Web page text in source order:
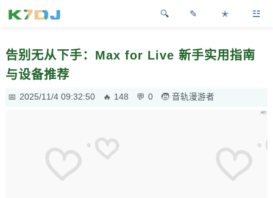
✎ ✭ ☳
告别无从下手：Max for Live 新手实用指南
与设备推荐
2025/11/4 09:32:50 148 0 音轨漫游者